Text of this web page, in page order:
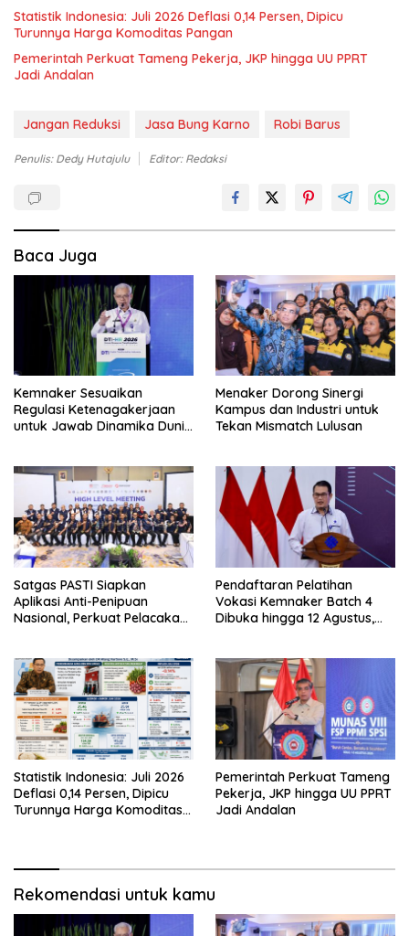
Statistik Indonesia: Juli 2026 Deflasi 0,14 Persen, Dipicu
Turunnya Harga Komoditas Pangan
Pemerintah Perkuat Tameng Pekerja, JKP hingga UU PPRT
Jadi Andalan
Jangan Reduksi Jasa Bung Karno Robi Barus
Penulis: Dedy Hutajulu Editor: Redaksi
Baca Juga
Kemnaker Sesuaikan
Regulasi Ketenagakerjaan
untuk Jawab Dinamika Dunia
Menaker Dorong Sinergi
Kampus dan Industri untuk
Tekan Mismatch Lulusan
Satgas PASTI Siapkan
Aplikasi Anti-Penipuan
Nasional, Perkuat Pelacakan
Pendaftaran Pelatihan
Vokasi Kemnaker Batch 4
Dibuka hingga 12 Agustus,
Statistik Indonesia: Juli 2026
Deflasi 0,14 Persen, Dipicu
Turunnya Harga Komoditas
Pemerintah Perkuat Tameng
Pekerja, JKP hingga UU PPRT
Jadi Andalan
Rekomendasi untuk kamu